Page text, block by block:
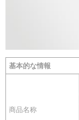
基本的な情報
商品名称